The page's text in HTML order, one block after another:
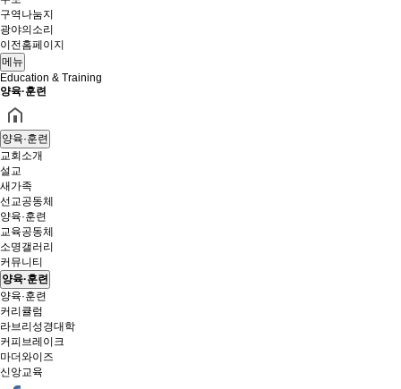
구역나눔지
광야의소리
이전홈페이지
메뉴
Education & Training
양육·훈련
양육·훈련
교회소개
설교
새가족
선교공동체
양육·훈련
교육공동체
소명갤러리
커뮤니티
양육·훈련
양육·훈련
커리큘럼
라브리성경대학
커피브레이크
마더와이즈
신앙교육